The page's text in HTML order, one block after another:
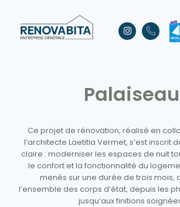
Palaiseau
Ce projet de rénovation, réalisé en
l’architecte Laetitia Vermet, s’est inscrit
claire : moderniser les espaces de nuit
le confort et la fonctionnalité du
menés sur une durée de trois mois,
l’ensemble des corps d’état, depuis les
jusqu’aux finitions